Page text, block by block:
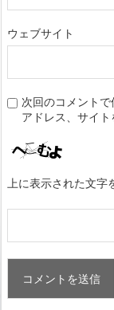
ウェブサイト
次回のコメント
アドレス、サイト
上に表示された文字